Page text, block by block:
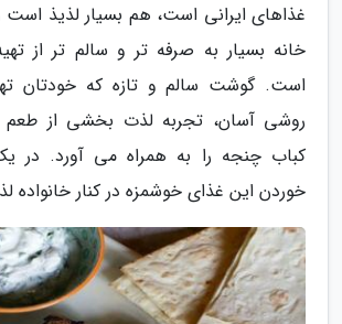
غذاهای ایرانی است، هم بسیار لذیذ
خانه بسیار به صرفه تر و سالم تر از
است. گوشت سالم و تازه که خودتان
روشی آسان، تجربه لذت بخشی از طعم
کباب چنجه را به همراه می آورد. در
خوردن این غذای خوشمزه در کنار خانواده